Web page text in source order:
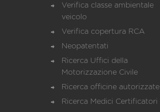
Verifica classe ambientale
veicolo
Verifica copertura RCA
Neopatentati
Ricerca Uffici della
Motorizzazione Civile
Ricerca officine autorizzate
Ricerca Medici Certificatori